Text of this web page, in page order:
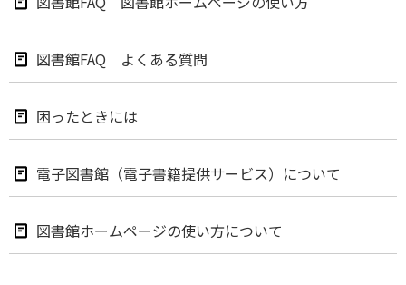
図書館FAQ よくある質問
困ったときには
電子図書館（電子書籍提供サービス）について
図書館ホームページの使い方について